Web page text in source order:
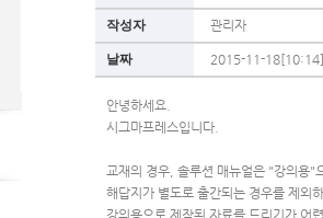
작성자 관리자
날짜 2015-11-18[10:14]
안녕하세요.
시그마프레스입니다.
교재의 경우, 솔루션 매뉴얼은 "강의용"
해답지가 별도로 출간되는 경우를 제외
강의용으로 제작된 자료를 드리기가 어